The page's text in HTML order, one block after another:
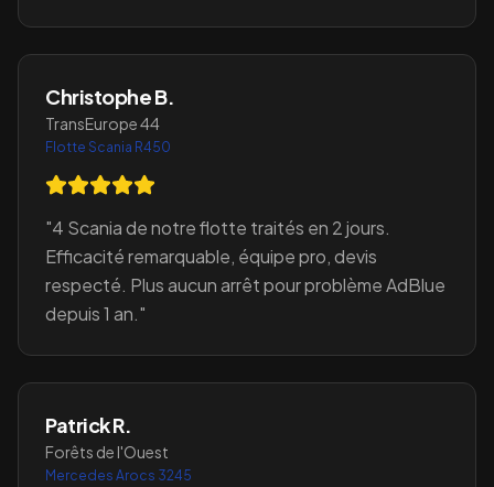
Christophe B.
TransEurope 44
Flotte Scania R450
"4 Scania de notre flotte traités en 2 jours.
Efficacité remarquable, équipe pro, devis
respecté. Plus aucun arrêt pour problème AdBlue
depuis 1 an."
Patrick R.
Forêts de l'Ouest
Mercedes Arocs 3245